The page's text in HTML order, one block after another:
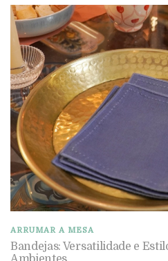
ARRUMAR A MESA
Bandejas: Versatilidade e